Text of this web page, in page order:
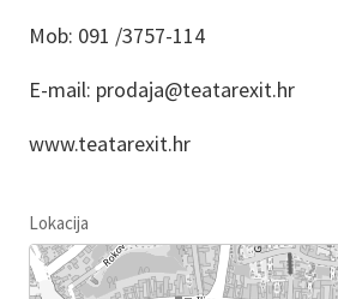
Mob: 091 /3757-114
E-mail: prodaja@teatarexit.hr
www.teatarexit.hr
Lokacija